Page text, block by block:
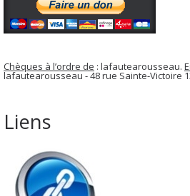
Chèques à l’ordre de : lafautearousseau.
lafautearousseau - 48 rue Sainte-Victoire
Liens